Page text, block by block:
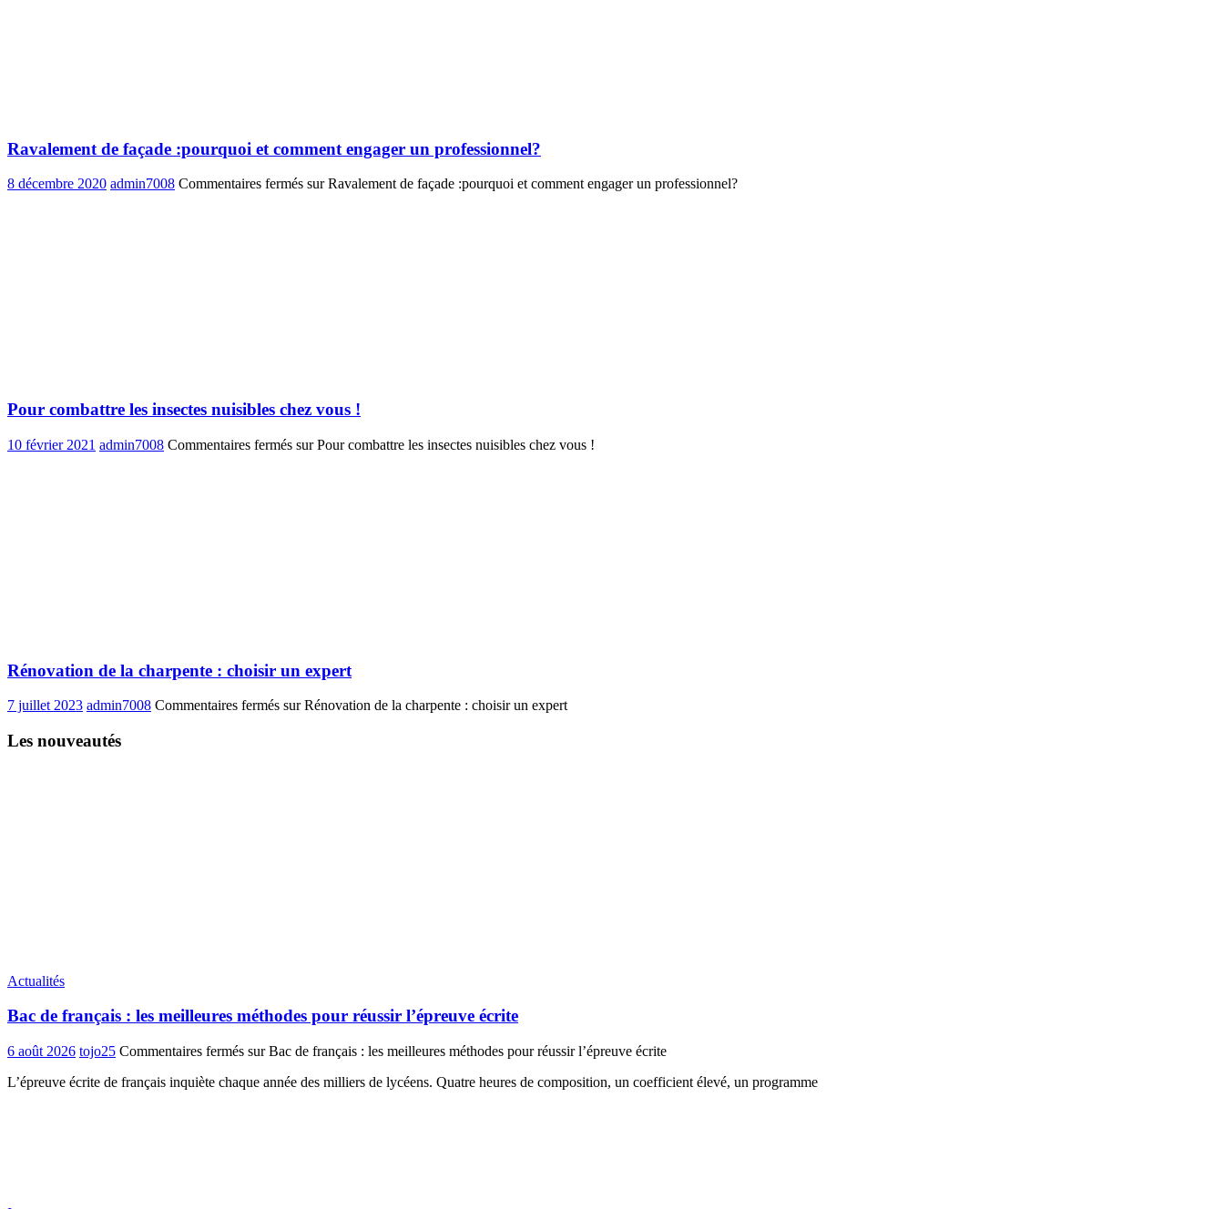
Ravalement de façade :pourquoi et comment engager un professionnel?
8 décembre 2020 admin7008 Commentaires fermés sur Ravalement de façade :pourquoi et comment engager un professionnel?
Pour combattre les insectes nuisibles chez vous !
10 février 2021 admin7008 Commentaires fermés sur Pour combattre les insectes nuisibles chez vous !
Rénovation de la charpente : choisir un expert
7 juillet 2023 admin7008 Commentaires fermés sur Rénovation de la charpente : choisir un expert
Les nouveautés
Actualités
Bac de français : les meilleures méthodes pour réussir l’épreuve écrite
6 août 2026 tojo25 Commentaires fermés sur Bac de français : les meilleures méthodes pour réussir l’épreuve écrite
L’épreuve écrite de français inquiète chaque année des milliers de lycéens. Quatre heures de composition, un coefficient élevé, un programme